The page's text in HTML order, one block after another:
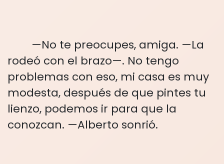
—No te preocupes, amiga. —La
rodeó con el brazo—. No tengo
problemas con eso, mi casa es muy
modesta, después de que pintes tu
lienzo, podemos ir para que la
conozcan. —Alberto sonrió.